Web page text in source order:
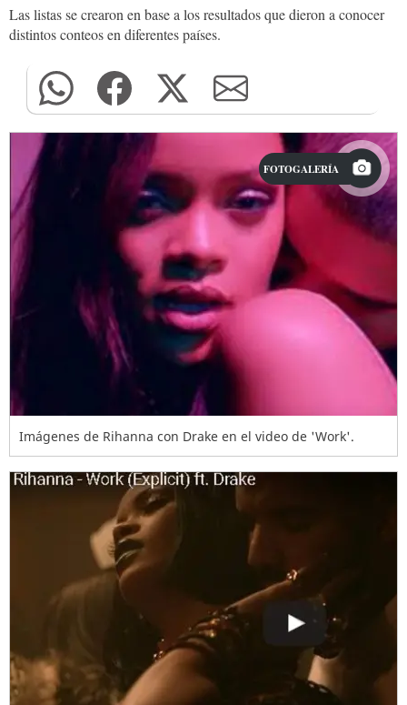
Las listas se crearon en base a los resultados que dieron a conocer
distintos conteos en diferentes países.
FOTOGALERÍA
Imágenes de Rihanna con Drake en el video de 'Work'.